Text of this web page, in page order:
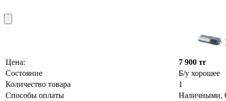
Цена:
7 900 тг
Состояние
Б/у хорошее
Количество товара
1
Способы оплаты
Наличными,